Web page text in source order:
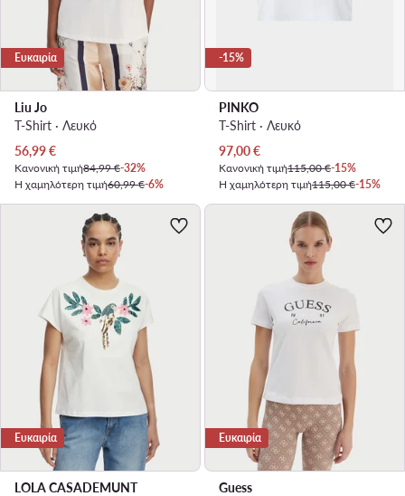
Ευκαιρία
Liu Jo
T-Shirt · Λευκό
Τρέχουσα τιμή
56,99€
Κανονική τιμή84,99 €-32%
Η χαμηλότερη τιμή60,99 €-6%
-15%
PINKO
T-Shirt · Λευκό
Τρέχουσα τιμή
97,00€
Κανονική τιμή115,00 €-15%
Η χαμηλότερη τιμή115,00 €-15%
Ευκαιρία
LOLA CASADEMUNT
Ευκαιρία
Guess